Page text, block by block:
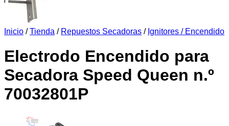
Inicio / Tienda / Repuestos Secadoras / Ignitores / Encendido
Electrodo Encendido para
Secadora Speed ​​Queen n.º
70032801P